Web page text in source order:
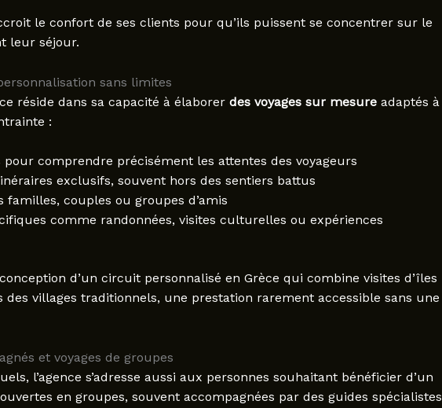
le confort de ses clients pour qu’ils puissent se concentrer sur le
leur séjour.
sans limites
réside dans sa capacité à élaborer des voyages sur mesureadaptés à
:
comprendre précisément les attentes des voyageurs
exclusifs, souvent hors des sentiers battus
couples ou groupes d’amis
comme randonnées, visites culturelles ou expériences
d’un circuit personnalisé en Grèce qui combine visites d’îles
des villages traditionnels, une prestation rarement accessible sans une
et voyages de groupes
l’agence s’adresse aussi aux personnes souhaitant bénéficier d’un
en groupes, souvent accompagnées par des guides spécialistes